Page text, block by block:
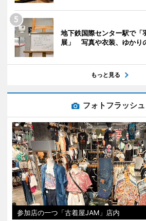
地下鉄国際センター駅で「
展」 写真や衣装、ゆかり
もっと見る
フォトフラッシュ
参加店の一つ「古着屋JAM」店内